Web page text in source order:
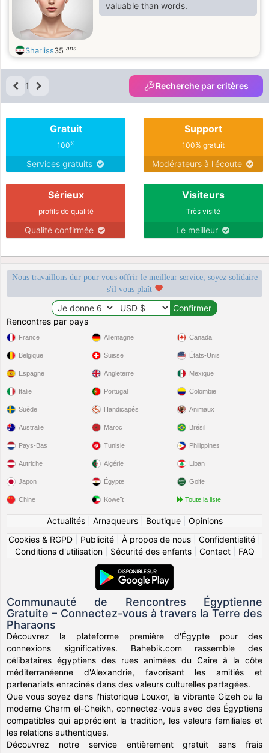
valuable than words.
Sharliss35 ans
1 Recherche par critères
Gratuit
100%
Services gratuits
Support
100% gratuit
Modérateurs à l'écoute
Sérieux
profils de qualité
Qualité confirmée
Visiteurs
Très visité
Le meilleur
Nous travaillons dur pour vous offrir le meilleur service, soyez solidaire
s'il vous plaît
Rencontres par pays
France
Belgique
Espagne
Italie
Suède
Allemagne
Suisse
Angleterre
Portugal
Handicapés
Canada
États-Unis
Mexique
Colombie
Animaux
Australie
Pays-Bas
Autriche
Japon
Chine
Maroc
Tunisie
Algérie
Égypte
Koweït
Brésil
Philippines
Liban
Golfe
Toute la liste
Actualités| Arnaqueurs| Boutique| Opinions
Cookies & RGPD
Publicité À propos de nous Confidentialité
Conditions d'utilisation| Sécurité des enfants| Contact| FAQ
Communauté de Rencontres Égyptienne
Gratuite – Connectez-vous à travers la Terre des
Pharaons
Découvrez la plateforme première d'Égypte pour des
connexions significatives. Bahebik.com rassemble des
célibataires égyptiens des rues animées du Caire à la côte
méditerranéenne d'Alexandrie, favorisant les amitiés et
partenariats enracinés dans des valeurs culturelles partagées.
Que vous soyez dans l'historique Louxor, la vibrante Gizeh ou la
moderne Charm el-Cheikh, connectez-vous avec des Égyptiens
compatibles qui apprécient la tradition, les valeurs familiales et
les relations authentiques.
Découvrez notre service entièrement gratuit sans frais